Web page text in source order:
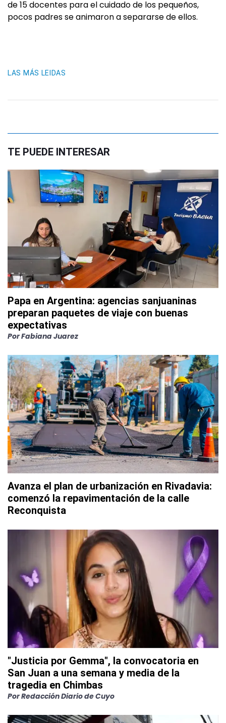
de 15 docentes para el cuidado de los pequeños,
pocos padres se animaron a separarse de ellos.
LAS MÁS LEIDAS
TE PUEDE INTERESAR
Papa en Argentina: agencias sanjuaninas
preparan paquetes de viaje con buenas
expectativas
PorFabiana Juarez
Avanza el plan de urbanización en Rivadavia:
comenzó la repavimentación de la calle
Reconquista
"Justicia por Gemma", la convocatoria en
San Juan a una semana y media de la
tragedia en Chimbas
PorRedacción Diario de Cuyo